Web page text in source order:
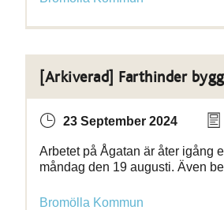
[Arkiverad] Farthinder
23 September 2024
Arbetet på Ågatan är åter igång
måndag den 19 augusti. Även
Bromölla Kommun